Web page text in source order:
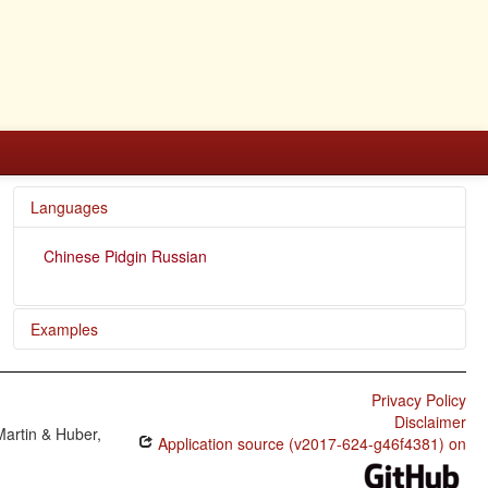
Languages
Chinese Pidgin Russian
Examples
Za iwo malen'ki kurema pode bol'ʃina kurema ponosi
Za wasa ʒenusəki mesiaʒa pasidi esa?
& Huber,
Privacy Policy
Disclaimer
Application source (v2017-624-g46f4381) on